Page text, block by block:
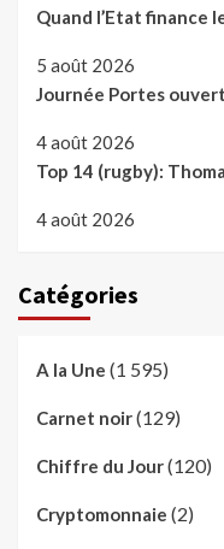
Quand l’Etat finance
5 août 2026
Journée Portes
4 août 2026
Top 14 (rugby):
4 août 2026
Catégories
A la Une (1 595)
Carnet noir(129)
Chiffre du Jour(120)
Cryptomonnaie (2)